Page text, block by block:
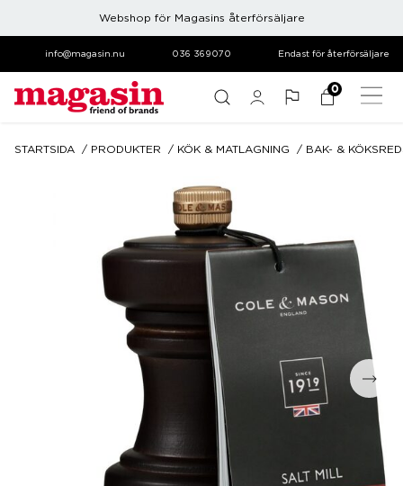
Webshop för Magasins återförsäljare
info@magasin.nu 036 369070 Endast för återförsäljare
0
STARTSIDA PRODUKTER KÖK & MATLAGNING BAK- &